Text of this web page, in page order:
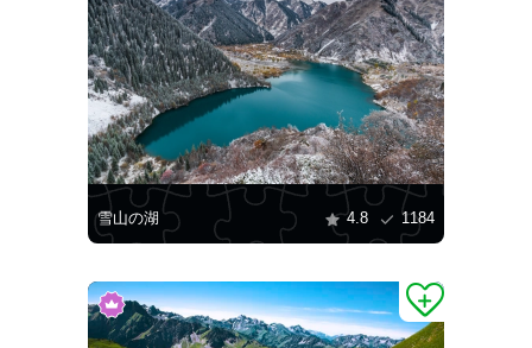
雪山の湖 4.8 1184